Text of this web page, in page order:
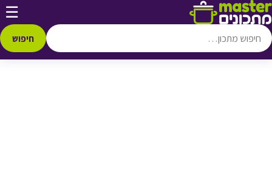
דלג לתוכן ☰
חיפוש
♥ הוספה